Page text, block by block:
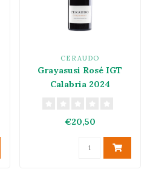
CERAUDO
Grayasusi Rosé IGT
Calabria 2024
€20,50